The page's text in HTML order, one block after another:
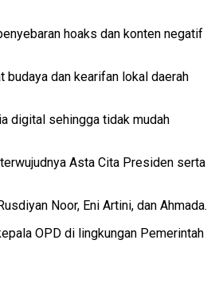
hoaks dan konten negatif
budaya dan kearifan lokal daerah
digital sehingga tidak mudah
Asta Cita Presiden serta
Noor, Eni Artini, dan Ahmada.
OPD di lingkungan Pemerintah